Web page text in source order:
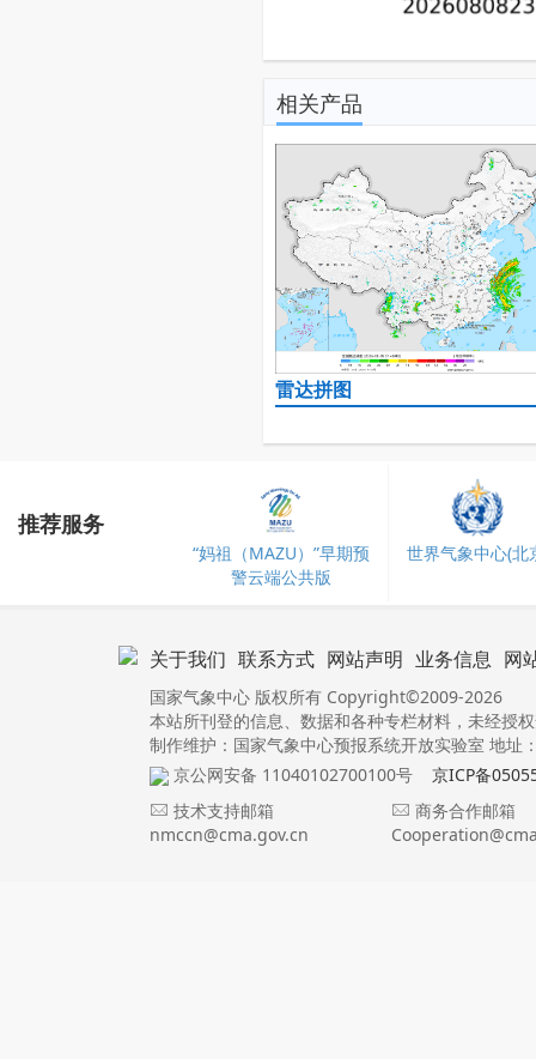
相关产品
雷达拼图
推荐服务
“妈祖（MAZU）”早期预
警云端公共版
世界气象中心(北
关于我们 联系方式 网站声明 业务信息 网
国家气象中心 版权所有 Copyright©2009-2026
本站所刊登的信息、数据和各种专栏材料，未经授
制作维护：国家气象中心预报系统开放实验室 地址
京公网安备 11040102700100号
京ICP备
技术支持邮箱
nmccn@cma.gov.cn
商务合作邮箱